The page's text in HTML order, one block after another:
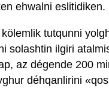
ehwalni eslitidiken.
tutqunni
solashtin ilgiri
az dégende 200
déhqanlirini